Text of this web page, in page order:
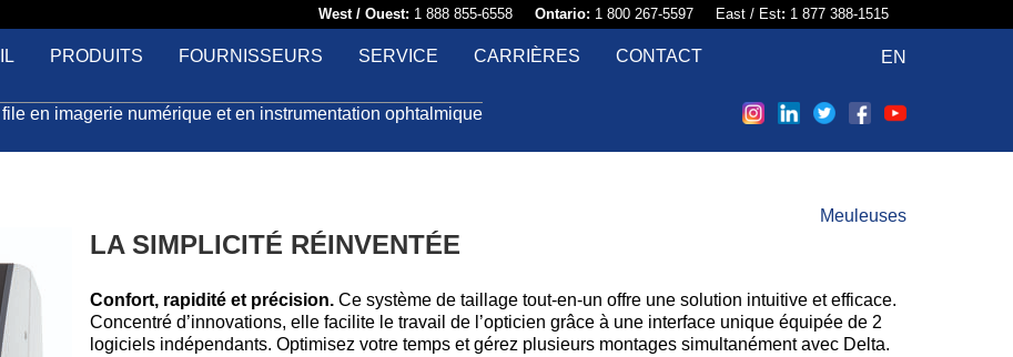
West / Ouest: 1 888 855-6558​ Ontario: 1 800 267-5597 East / Est: 1 877 388-1515
PRODUITS FOURNISSEURS SERVICE CARRIÈRES CONTACT EN
en imagerie numérique et en instrumentation ophtalmique
Meuleuses
LA SIMPLICITÉ RÉINVENTÉE
Confort, rapidité et précision. Ce système de taillage tout-en-un offre une solution intuitive et efficace.
Concentré d’innovations, elle facilite le travail de l’opticien grâce à une interface unique équipée de 2
logiciels indépendants. Optimisez votre temps et gérez plusieurs montages simultanément avec Delta.